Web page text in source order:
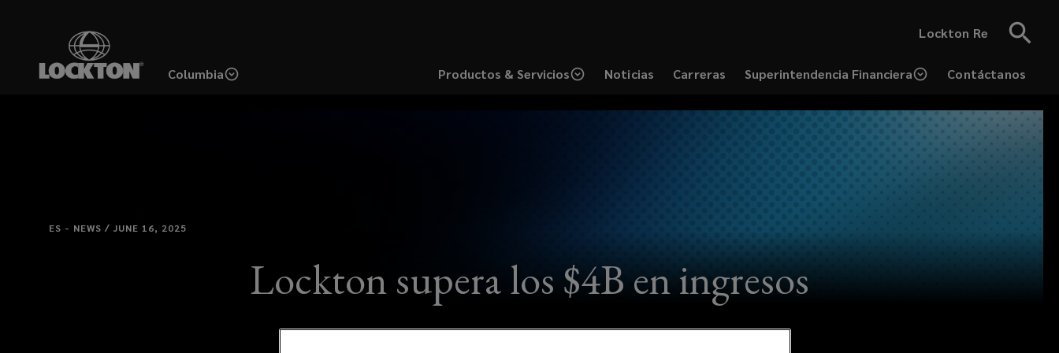
content
Columbia
Lockton Re
Productos & Servicios
Noticias
a
Carreras
a
Superintendencia Financiera Contáctanos
ES - NEWS / JUNE 16, 2025
Lockton supera los $4B en ingresos